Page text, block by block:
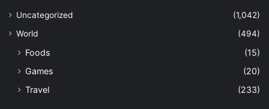
Uncategorized
(1,042)
World
(494)
Foods
(15)
Games
(20)
Travel
(233)